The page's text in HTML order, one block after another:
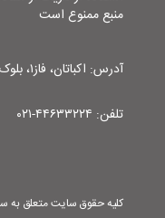
منبع ممنوع است
آدرس: اکباتان، فاز۱، بلوک ب۳، ورودی۲، شماره ۴۳
تلفن: ۴۴۶۳۳۲۲۴-۰۲۱
کلیه حقوق سایت متعلق